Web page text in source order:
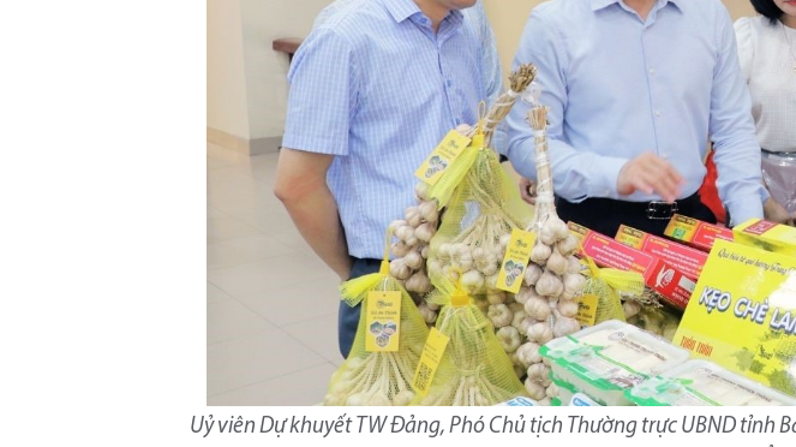
Uỷ viên Dự khuyết TW Đảng, Phó Chủ tịch Thường trực UBND tỉnh